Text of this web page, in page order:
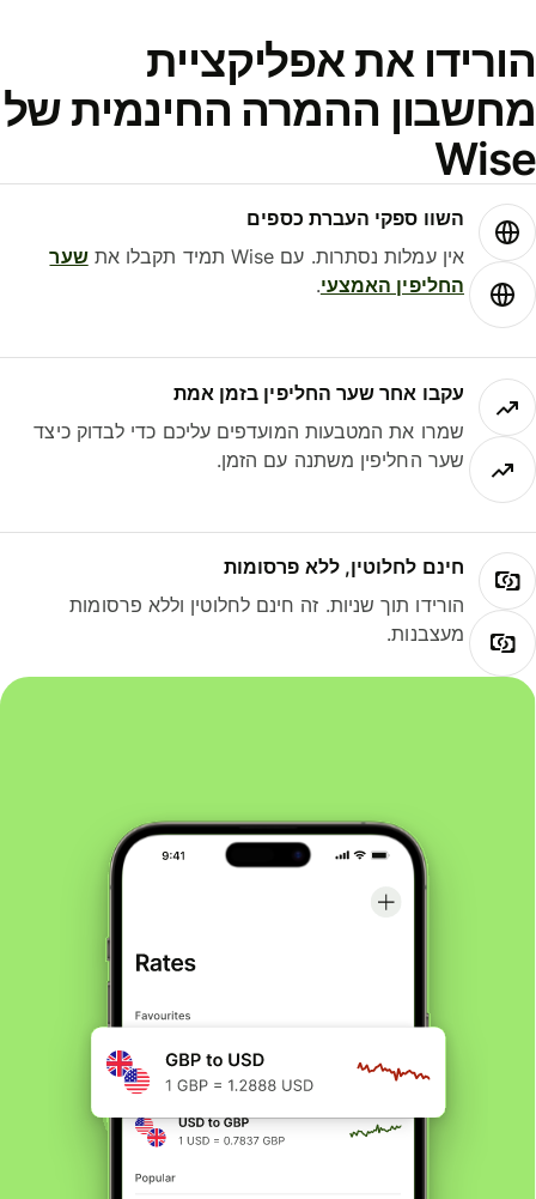
את אפליקציית
ההמרה החינמית של
השוו ספקי העברת כספים
אין עמלות נסתרות. עם Wise תמיד תקבלו את
שער
החליפין האמצעי.
עקבו אחר שער החליפין בזמן אמת
שמרו את המטבעות המועדפים עליכם כדי לבדוק כיצד
שער החליפין משתנה עם הזמן.
חינם לחלוטין, ללא פרסומות
הורידו תוך שניות. זה חינם לחלוטין וללא פרסומות
מעצבנות.